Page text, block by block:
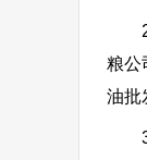
2
粮公
油批
3